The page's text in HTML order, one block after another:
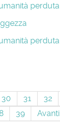
perduta
perduta
30 31 32
39 Avanti